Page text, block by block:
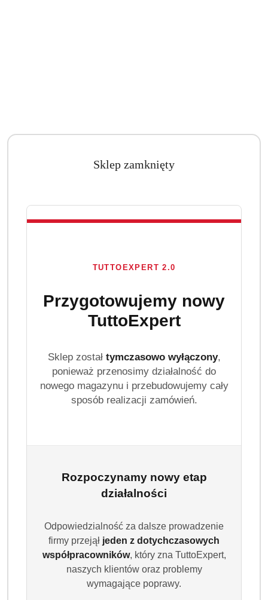
Sklep zamknięty
TUTTOEXPERT 2.0
Przygotowujemy nowy
TuttoExpert
Sklep został tymczasowo wyłączony,
ponieważ przenosimy działalność do
nowego magazynu i przebudowujemy cały
sposób realizacji zamówień.
Rozpoczynamy nowy etap
działalności
Odpowiedzialność za dalsze prowadzenie
firmy przejął jeden z dotychczasowych
współpracowników, który zna TuttoExpert,
naszych klientów oraz problemy
wymagające poprawy.